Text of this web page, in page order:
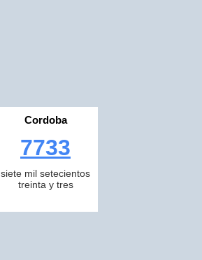
Cordoba
7733
siete mil setecientos
treinta y tres